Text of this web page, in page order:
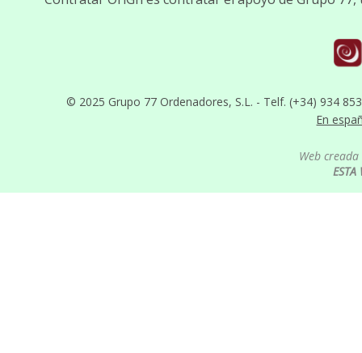
© 2025 Grupo 77 Ordenadores, S.L. - Telf. (+34) 934
En
Web
ESTA